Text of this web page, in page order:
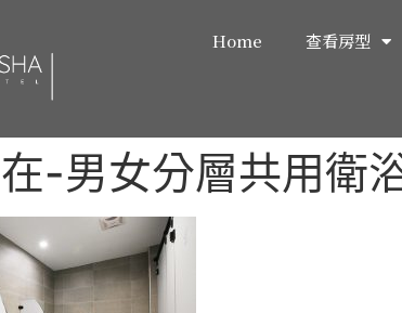
Home 查看房型
-男女分層共用衛